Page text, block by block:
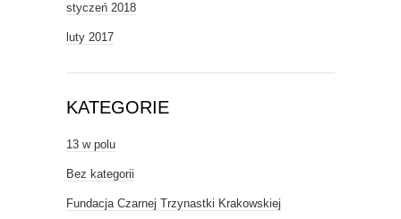
styczeń 2018
luty 2017
KATEGORIE
13 w polu
Bez kategorii
Fundacja Czarnej Trzynastki Krakowskiej